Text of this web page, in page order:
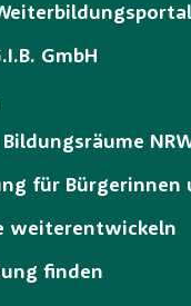
GmbH
für Bürgerinnen
weiterentwickeln
finden